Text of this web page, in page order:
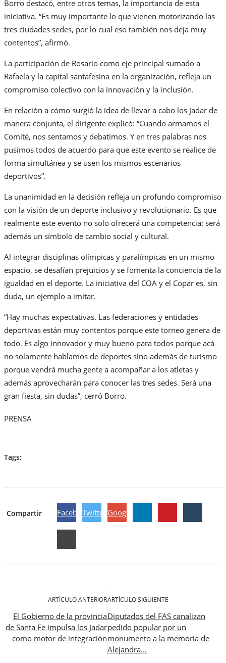
Borro destacó, entre otros temas, la importancia de esta
iniciativa. “Es muy importante lo que vienen motorizando las
tres ciudades sedes, por lo cual eso también nos deja muy
contentos”, afirmó.
La participación de Rosario como eje principal sumado a
Rafaela y la capital santafesina en la organización, refleja un
compromiso colectivo con la innovación y la inclusión.
En relación a cómo surgió la idea de llevar a cabo los Jadar de
manera conjunta, el dirigente explicó: “Cuando armamos el
Comité, nos sentamos y debatimos. Y en tres palabras nos
pusimos todos de acuerdo para que este evento se realice de
forma simultánea y se usen los mismos escenarios
deportivos”.
La unanimidad en la decisión refleja un profundo compromiso
con la visión de un deporte inclusivo y revolucionario. Es que
realmente este evento no solo ofrecerá una competencia: será
además un símbolo de cambio social y cultural.
Al integrar disciplinas olímpicas y paralímpicas en un mismo
espacio, se desafían prejuicios y se fomenta la conciencia de la
igualdad en el deporte. La iniciativa del COA y el Copar es, sin
duda, un ejemplo a imitar.
“Hay muchas expectativas. Las federaciones y entidades
deportivas están muy contentos porque este torneo genera de
todo. Es algo innovador y muy bueno para todos porque acá
no solamente hablamos de deportes sino además de turismo
porque vendrá mucha gente a acompañar a los atletas y
además aprovecharán para conocer las tres sedes. Será una
gran fiesta, sin dudas”, cerró Borro.
PRENSA
Tags:
Compartir FacebookTwitter Google
ARTÍCULO ANTERIOR
El Gobierno de la provincia
de Santa Fe impulsa los Jadar
como motor de integración
ARTÍCULO SIGUIENTE
Diputados del FAS canalizan
pedido popular por un
monumento a la memoria de
Alejandra...